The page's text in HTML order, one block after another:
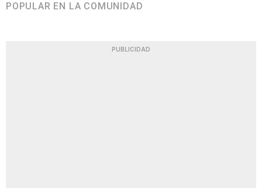
POPULAR EN LA COMUNIDAD
PUBLICIDAD